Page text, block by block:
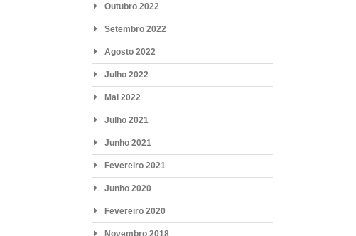
Outubro 2022
Setembro 2022
Agosto 2022
Julho 2022
Mai 2022
Julho 2021
Junho 2021
Fevereiro 2021
Junho 2020
Fevereiro 2020
Novembro 2018